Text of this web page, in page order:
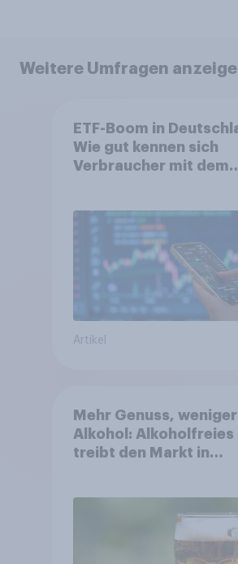
Weitere Umfragen
ETF-Boom in
Wie gut kennen sich
Verbraucher mit dem
Artikel
Mehr Genuss, weniger
Alkohol: Alkoholfreies
treibt den Markt in